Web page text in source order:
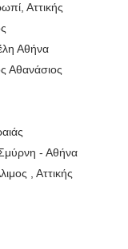
Αττικής
Αθήνα
Αθανάσιος
- Αθήνα
, Αττικής